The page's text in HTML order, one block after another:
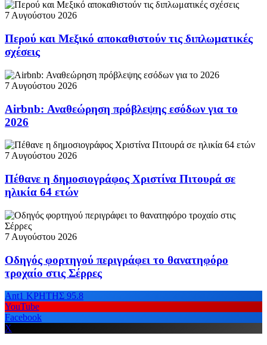
7 Αυγούστου 2026
Περού και Μεξικό αποκαθιστούν τις διπλωματικές
σχέσεις
7 Αυγούστου 2026
Airbnb: Αναθεώρηση πρόβλεψης εσόδων για το
2026
7 Αυγούστου 2026
Πέθανε η δημοσιογράφος Χριστίνα Πιτουρά σε
ηλικία 64 ετών
7 Αυγούστου 2026
Οδηγός φορτηγού περιγράφει το θανατηφόρο
τροχαίο στις Σέρρες
Ant1 ΚΡΗΤΗΣ 95.8
YouTube
Facebook
X